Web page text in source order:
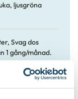
ljusgröna
Svag dos
1 gång/månad.